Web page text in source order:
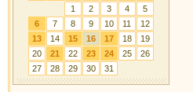
1
2 3 4
5
6
7 8 9 10 11
12
13
14 15 16 17 18
19
20
21 22 23 24 25
26
27
28 29 30 31